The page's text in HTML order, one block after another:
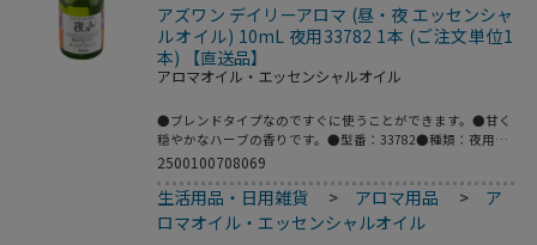
アズワン デイリーアロマ (昼・夜 エッセンシャ
ルオイル) 10mL 夜用33782 1本 (ご注文単位1
本) 【直送品】
アロマオイル・エッセンシャルオイル
●ブレンドタイプなのですぐに使うことができます。●甘く
穏やかなハーブの香りです。●型番：33782●種類：夜用●
容量（mL）：10●香り：ラベンダー・オレンジ●こちらの
2500100708069
生活用品・日用雑貨 > アロマ用品 > ア
ロマオイル・エッセンシャルオイル